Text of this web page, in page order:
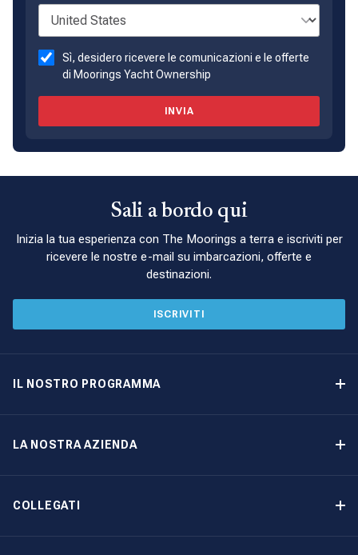
Sì, desidero ricevere le comunicazioni e le offerte
di Moorings Yacht Ownership
INVIA
Sali a bordo qui
Inizia la tua esperienza con The Moorings a terra e iscriviti per
ricevere le nostre e-mail su imbarcazioni, offerte e
destinazioni.
ISCRIVITI
IL NOSTRO PROGRAMMA
LA NOSTRA AZIENDA
COLLEGATI